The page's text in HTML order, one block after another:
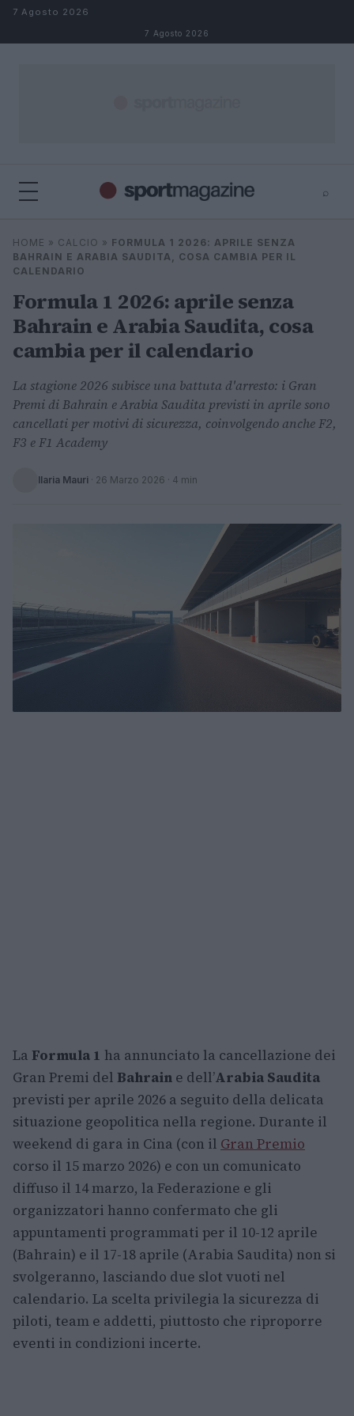
Salta al contenuto
7 Agosto 2026
7 Agosto 2026
⌕
Cerca
HOME » CALCIO » FORMULA 1 2026: APRILE SENZA
BAHRAIN E ARABIA SAUDITA, COSA CAMBIA PER IL
CALENDARIO
Formula 1 2026: aprile senza
Bahrain e Arabia Saudita, cosa
cambia per il calendario
La stagione 2026 subisce una battuta d'arresto: i Gran
Premi di Bahrain e Arabia Saudita previsti in aprile sono
cancellati per motivi di sicurezza, coinvolgendo anche F2,
F3 e F1 Academy
Ilaria Mauri · 26 Marzo 2026 · 4 min
La Formula 1 ha annunciato la cancellazione dei
Gran Premi del Bahrain e dell’Arabia Saudita
previsti per aprile 2026 a seguito della delicata
situazione geopolitica nella regione. Durante il
weekend di gara in Cina (con il Gran Premio
corso il 15 marzo 2026) e con un comunicato
diffuso il 14 marzo, la Federazione e gli
organizzatori hanno confermato che gli
appuntamenti programmati per il 10-12 aprile
(Bahrain) e il 17-18 aprile (Arabia Saudita) non si
svolgeranno, lasciando due slot vuoti nel
calendario. La scelta privilegia la sicurezza di
piloti, team e addetti, piuttosto che riproporre
eventi in condizioni incerte.